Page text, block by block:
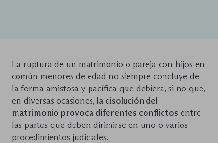
La ruptura de un matrimonio o pareja con hijos en
común menores de edad no siempre concluye de
la forma amistosa y pacífica que debiera, si no que,
en diversas ocasiones, la disolución del
matrimonio provoca diferentes conflictos entre
las partes que deben dirimirse en uno o varios
procedimientos judiciales.